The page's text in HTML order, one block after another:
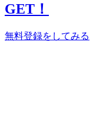
GET！
無料登録をしてみる